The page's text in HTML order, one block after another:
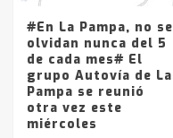
#En La Pampa, no se
olvidan nunca del 5
de cada mes# El
grupo Autovía de La
Pampa se reunió
otra vez este
miércoles